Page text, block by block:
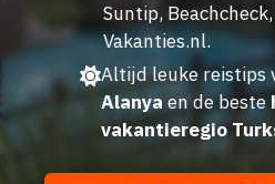
Suntip,
Vakanties.nl.
Altijd leuke reistips
Alanya en de beste
vakantieregio